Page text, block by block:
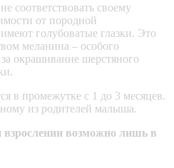
соответствовать своему
от породной
голубоватые глазки. Это
меланина – особого
окрашивание шерстяного
в промежутке с 1 до 3 месяцев.
из родителей малыша.
взрослении возможно лишь в